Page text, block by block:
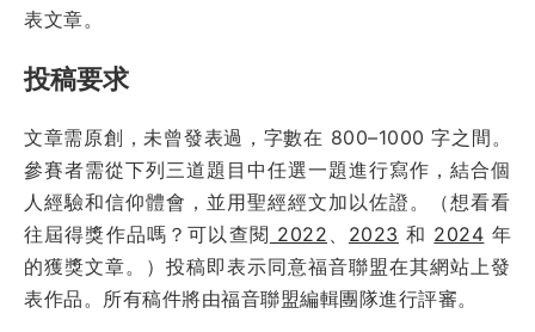
表文章。
投稿要求
文章需原創，未曾發表過，字數在 800–1000 字之間。
參賽者需從下列三道題目中任選一題進行寫作，結合個
人經驗和信仰體會，並用聖經經文加以佐證。（想看看
往屆得獎作品嗎？可以查閱 2022 2023 和 2024 年
的獲獎文章。）投稿即表示同意福音聯盟在其網站上發
表作品。所有稿件將由福音聯盟編輯團隊進行評審。